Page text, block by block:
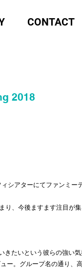
CONTACT
2018
シアターにてファンミー
り、今後ますます注目が
きたいという彼らの強い
ー。グループ名の通り、